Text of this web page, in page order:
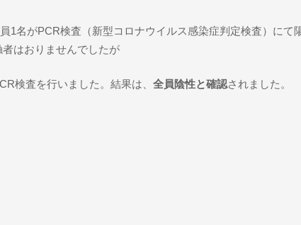
1名がPCR検査（新型コロナウイルス感染症判定検査）にて
はおりませんでしたが
検査を行いました。結果は、 全員陰性と確認されました。